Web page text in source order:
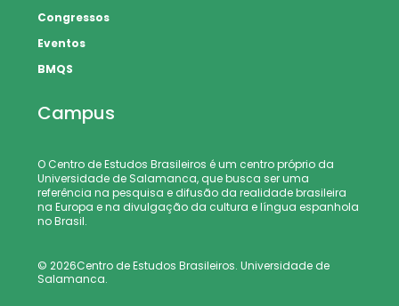
Congressos
Eventos
BMQS
Campus
O Centro de Estudos Brasileiros é um centro próprio da
Universidade de Salamanca, que busca ser uma
referência na pesquisa e difusão da realidade brasileira
na Europa e na divulgação da cultura e língua espanhola
no Brasil.
© 2026Centro de Estudos Brasileiros. Universidade de
Salamanca.